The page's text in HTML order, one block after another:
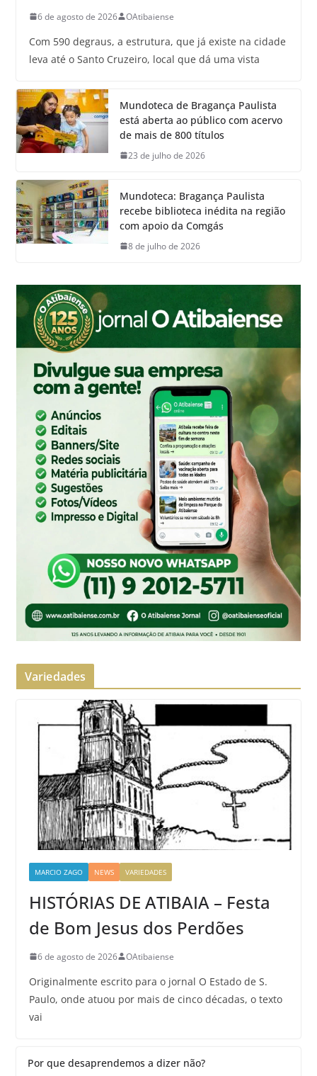
6 de agosto de 2026 OAtibaiense
Com 590 degraus, a estrutura, que já existe na cidade
leva até o Santo Cruzeiro, local que dá uma vista
Mundoteca de Bragança Paulista
está aberta ao público com acervo
de mais de 800 títulos
23 de julho de 2026
Mundoteca: Bragança Paulista
recebe biblioteca inédita na região
com apoio da Comgás
8 de julho de 2026
Variedades
MARCIO ZAGO NEWS VARIEDADES
HISTÓRIAS DE ATIBAIA – Festa
de Bom Jesus dos Perdões
6 de agosto de 2026 OAtibaiense
Originalmente escrito para o jornal O Estado de S.
Paulo, onde atuou por mais de cinco décadas, o texto
vai
Por que desaprendemos a dizer não?